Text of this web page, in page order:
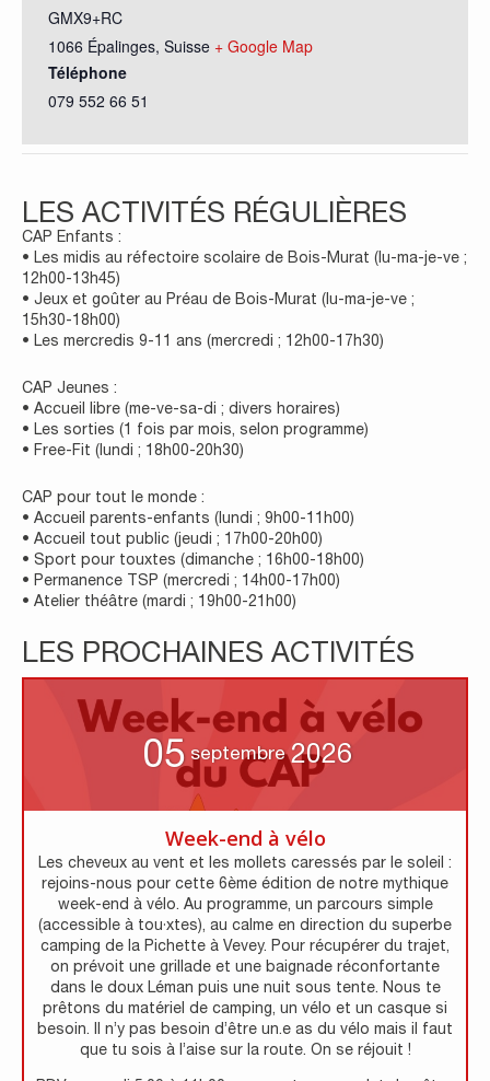
GMX9+RC
1066 Épalinges, Suisse + Google Map
Téléphone
079 552 66 51
LES ACTIVITÉS RÉGULIÈRES
CAP Enfants :
• Les midis au réfectoire scolaire de Bois-Murat (lu-ma-je-ve ;
12h00-13h45)
• Jeux et goûter au Préau de Bois-Murat (lu-ma-je-ve ;
15h30-18h00)
• Les mercredis 9-11 ans (mercredi ; 12h00-17h30)
CAP Jeunes :
• Accueil libre (me-ve-sa-di ; divers horaires)
• Les sorties (1 fois par mois, selon programme)
• Free-Fit (lundi ; 18h00-20h30)
CAP pour tout le monde :
• Accueil parents-enfants (lundi ; 9h00-11h00)
• Accueil tout public (jeudi ; 17h00-20h00)
• Sport pour touxtes (dimanche ; 16h00-18h00)
• Permanence TSP (mercredi ; 14h00-17h00)
• Atelier théâtre (mardi ; 19h00-21h00)
LES PROCHAINES ACTIVITÉS
05 septembre 2026
Week-end à vélo
Les cheveux au vent et les mollets caressés par le soleil :
rejoins-nous pour cette 6ème édition de notre mythique
week-end à vélo. Au programme, un parcours simple
(accessible à tou·xtes), au calme en direction du superbe
camping de la Pichette à Vevey. Pour récupérer du trajet,
on prévoit une grillade et une baignade réconfortante
dans le doux Léman puis une nuit sous tente. Nous te
prêtons du matériel de camping, un vélo et un casque si
besoin. Il n’y pas besoin d’être un.e as du vélo mais il faut
que tu sois à l’aise sur la route. On se réjouit !